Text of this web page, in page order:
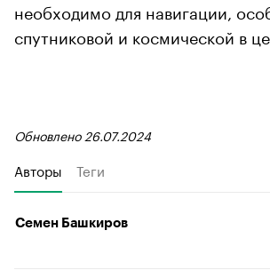
необходимо для навигации,
спутниковой и космической в
Обновлено 26.07.2024
Авторы Теги
Семен Башкиров